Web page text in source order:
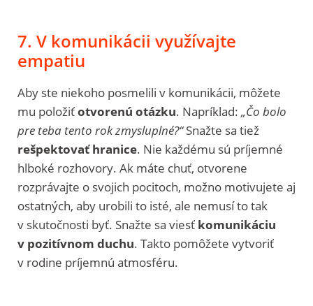
7. V komunikácii využívajte
empatiu
Aby ste niekoho posmelili v komunikácii, môžete
mu položiťotvorenú otázku. Napríklad: „Čo bolo
pre teba tento rok zmysluplné?“Snažte sa tiež
rešpektovať hranice. Nie každému sú príjemné
hlboké rozhovory. Ak máte chuť, otvorene
rozprávajte o svojich pocitoch, možno motivujete aj
ostatných, aby urobili to isté, ale nemusí to tak
v skutočnosti byť. Snažte sa viesť komunikáciu
v pozitívnom duchu. Takto pomôžete vytvoriť
v rodine príjemnú atmosféru.